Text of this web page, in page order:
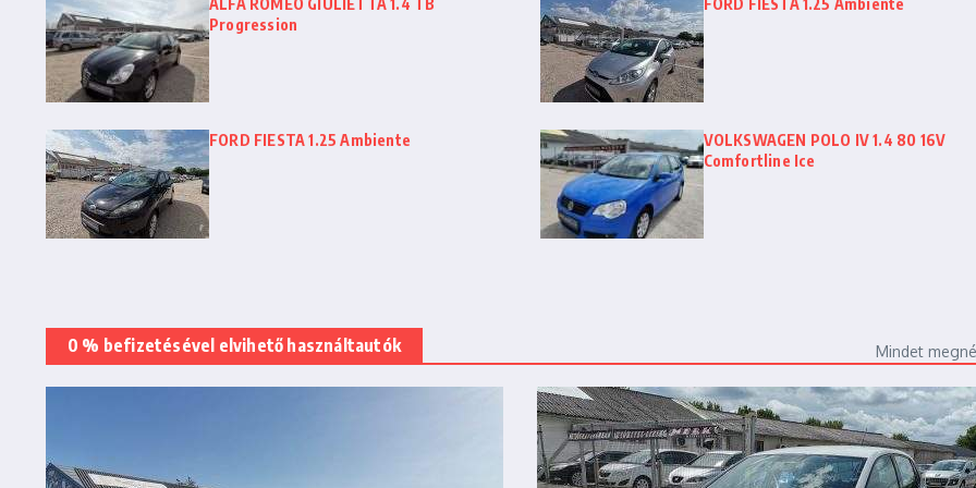
ALFA ROMEO GIULIETTA 1.4 TB
Progression
FORD FIESTA 1.25 Ambiente
FORD FIESTA 1.25 Ambiente
VOLKSWAGEN POLO IV 1.4 80 16V
Comfortline Ice
0 % befizetésével elvihető használtautók Mindet